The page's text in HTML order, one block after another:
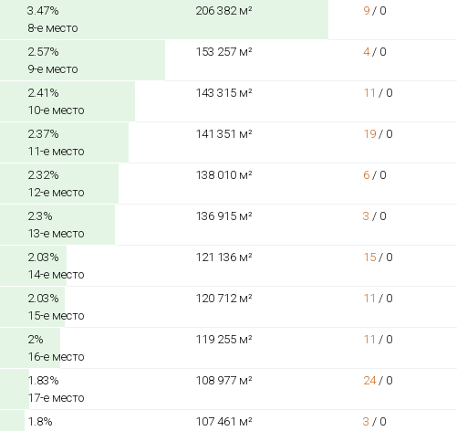
3.47%
8-е место
206 382 м² 9/ 0
2.57%
9-е место
153 257 м² 4/ 0
2.41%
10-е место
143 315 м² 11/ 0
2.37%
11-е место
141 351 м² 19/ 0
2.32%
12-е место
138 010 м² 6/ 0
2.3%
13-е место
136 915 м² 3/ 0
2.03%
14-е место
121 136 м² 15/ 0
2.03%
15-е место
120 712 м² 11/ 0
2%
16-е место
119 255 м² 11/ 0
1.83%
17-е место
108 977 м² 24/ 0
1.8%
107 461 м² 3/ 0